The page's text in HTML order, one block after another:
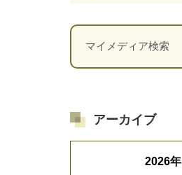
アーカイブ
2026年